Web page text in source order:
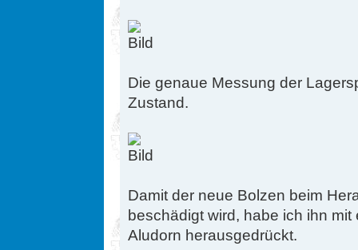
Die genaue Messung der
Zustand.
Damit der neue Bolzen beim
beschädigt wird, habe ich ihn
Aludorn herausgedrückt.